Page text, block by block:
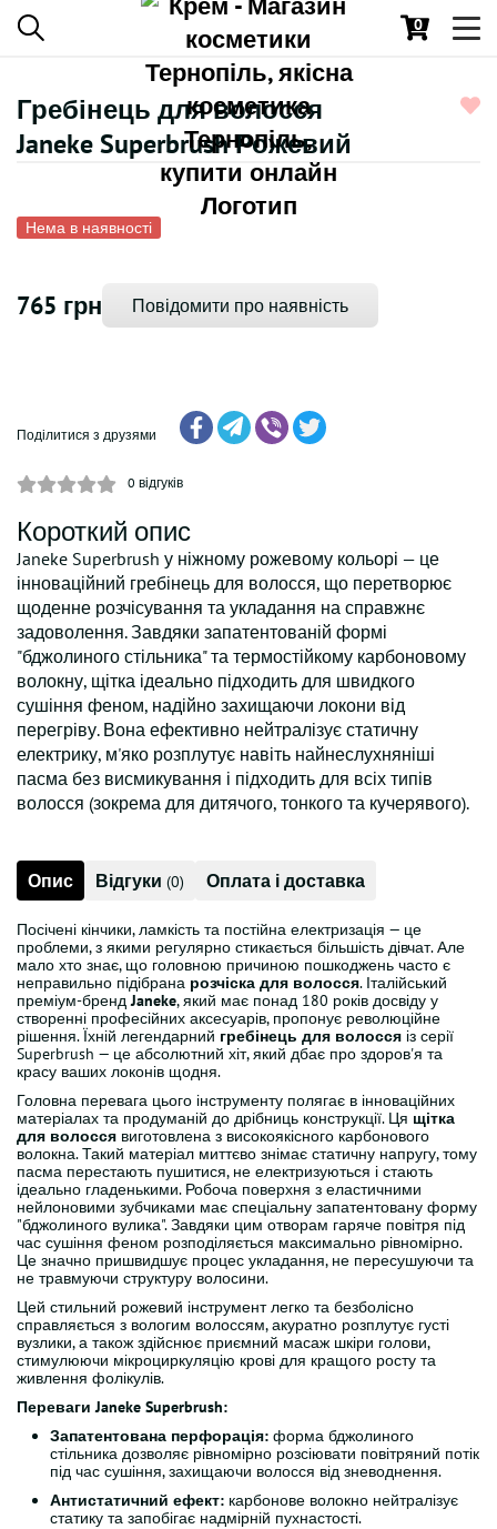
0
Гребінець для волосся
Janeke Superbrush Рожевий
Нема в наявності
765 грн Повідомити про наявність
Поділитися з друзями
0 відгуків
Короткий опис
Janeke Superbrush у ніжному рожевому кольорі — це
інноваційний гребінець для волосся, що перетворює
щоденне розчісування та укладання на справжнє
задоволення. Завдяки запатентованій формі
"бджолиного стільника" та термостійкому карбоновому
волокну, щітка ідеально підходить для швидкого
сушіння феном, надійно захищаючи локони від
перегріву. Вона ефективно нейтралізує статичну
електрику, м'яко розплутує навіть найнеслухняніші
пасма без висмикування і підходить для всіх типів
волосся (зокрема для дитячого, тонкого та кучерявого).
Опис Відгуки (0) Оплата і доставка
Посічені кінчики, ламкість та постійна електризація — це
проблеми, з якими регулярно стикається більшість дівчат. Але
мало хто знає, що головною причиною пошкоджень часто є
неправильно підібрана розчіска для волосся. Італійський
преміум-брендJaneke, який має понад 180 років досвіду у
створенні професійних аксесуарів, пропонує революційне
рішення. Їхній легендарний гребінець для волосся із серії
Superbrush — це абсолютний хіт, який дбає про здоров'я та
красу ваших локонів щодня.
Головна перевага цього інструменту полягає в інноваційних
матеріалах та продуманій до дрібниць конструкції. Ця щітка
для волосся виготовлена з високоякісного карбонового
волокна. Такий матеріал миттєво знімає статичну напругу, тому
пасма перестають пушитися, не електризуються і стають
ідеально гладенькими. Робоча поверхня з еластичними
нейлоновими зубчиками має спеціальну запатентовану форму
"бджолиного вулика". Завдяки цим отворам гаряче повітря під
час сушіння феном розподіляється максимально рівномірно.
Це значно пришвидшує процес укладання, не пересушуючи та
не травмуючи структуру волосини.
Цей стильний рожевий інструмент легко та безболісно
справляється з вологим волоссям, акуратно розплутує густі
вузлики, а також здійснює приємний масаж шкіри голови,
стимулюючи мікроциркуляцію крові для кращого росту та
живлення фолікулів.
Переваги Janeke Superbrush:
Запатентована перфорація: форма бджолиного
стільника дозволяє рівномірно розсіювати повітряний потік
під час сушіння, захищаючи волосся від зневоднення.
Антистатичний ефект: карбонове волокно нейтралізує
статику та запобігає надмірній пухнастості.